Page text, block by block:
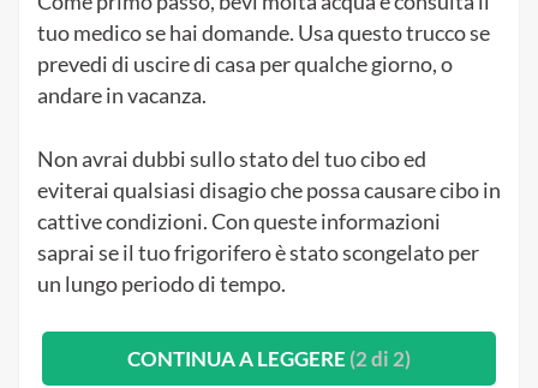
tuo medico se hai domande. Usa questo trucco se
prevedi di uscire di casa per qualche giorno, o
andare in vacanza.
Non avrai dubbi sullo stato del tuo cibo ed
eviterai qualsiasi disagio che possa causare cibo in
cattive condizioni. Con queste informazioni
saprai se il tuo frigorifero è stato scongelato per
un lungo periodo di tempo.
CONTINUA A LEGGERE (2 di 2)